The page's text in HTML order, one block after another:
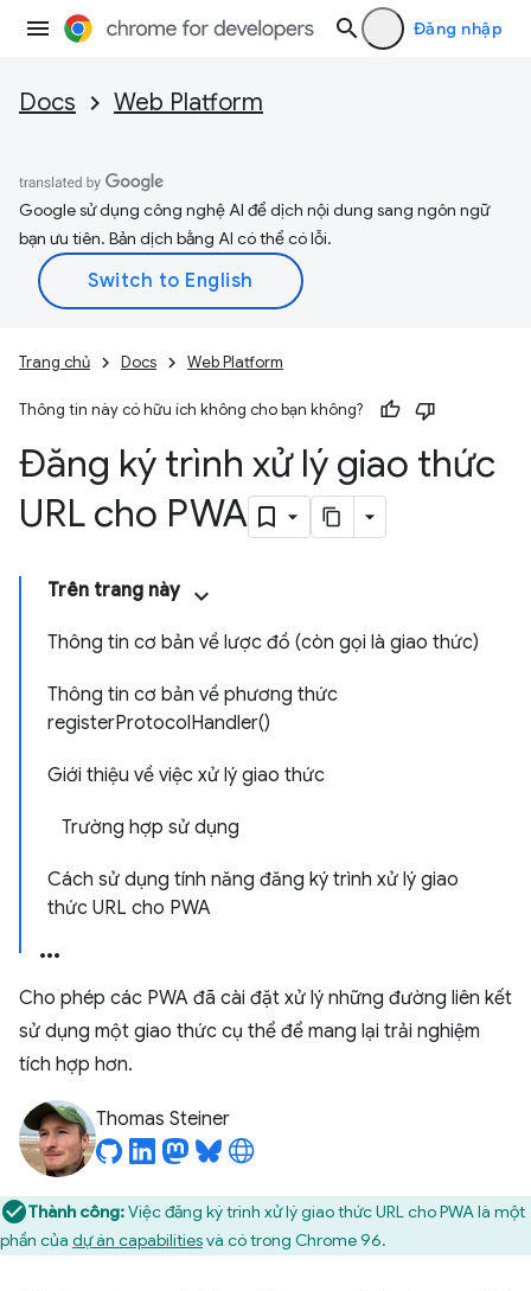
Đăng nhập
Docs Web Platform
Google sử dụng công nghệ AI để dịch nội dung sang ngôn ngữ
bạn ưu tiên. Bản dịch bằng AI có thể có lỗi.
Trang chủ Docs Web Platform
Thông tin này có hữu ích không cho bạn không?
Đăng ký trình xử lý giao thức
URL cho PWA
Trên trang này
Thông tin cơ bản về lược đồ (còn gọi là giao thức)
Thông tin cơ bản về phương thức
registerProtocolHandler()
Giới thiệu về việc xử lý giao thức
Trường hợp sử dụng
Cách sử dụng tính năng đăng ký trình xử lý giao
thức URL cho PWA
Cho phép các PWA đã cài đặt xử lý những đường liên kết
sử dụng một giao thức cụ thể để mang lại trải nghiệm
tích hợp hơn.
Thomas Steiner
Thành công:Việc đăng ký trình xử lý giao thức URL cho PWA là một
phần của dự án capabilitiesvà có trong Chrome 96.